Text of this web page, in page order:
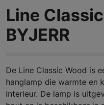
Line Classic
BYJERR
De Line Classic Wood is
hanglamp die warmte en
interieur. De lamp is